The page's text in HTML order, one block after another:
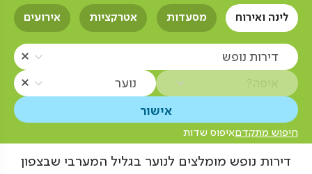
לינה ואירוח מסעדות אטרקציות אירועים
דירות נופש
נוער
חיפוש מתקדםאיפוס שדות
דירות נופש מומלצים לנוער בגליל המערבי שבצפון